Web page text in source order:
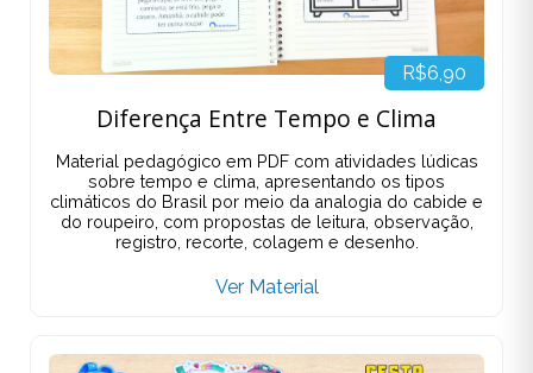
R$6,90
Diferença Entre Tempo e Clima
Material pedagógico em PDF com atividades lúdicas
sobre tempo e clima, apresentando os tipos
climáticos do Brasil por meio da analogia do cabide e
do roupeiro, com propostas de leitura, observação,
registro, recorte, colagem e desenho.
Ver Material